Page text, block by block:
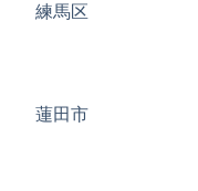
練馬区
蓮田市